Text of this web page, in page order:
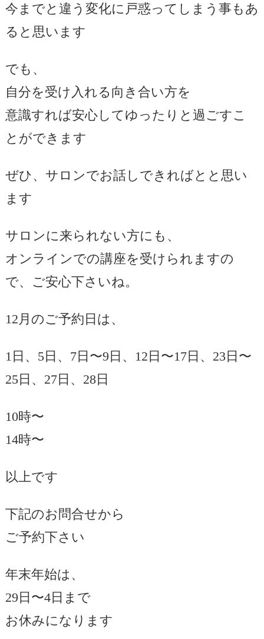
今までと違う変化に戸惑ってしまう事もあ
ると思います
でも、
自分を受け入れる向き合い方を
意識すれば安心してゆったりと過ごすこ
とができます
ぜひ、サロンでお話しできればとと思い
ます
サロンに来られない方にも、
オンラインでの講座を受けられますの
で、ご安心下さいね。
12月のご予約日は、
1日、5日、7日〜9日、12日〜17日、23日〜
25日、27日、28日
10時〜
14時〜
以上です
下記のお問合せから
ご予約下さい
年末年始は、
29日〜4日まで
お休みになります